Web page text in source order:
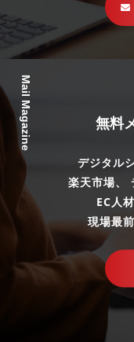
Mail Magazine 無料
デジタル
楽天市場、
EC人
現場最